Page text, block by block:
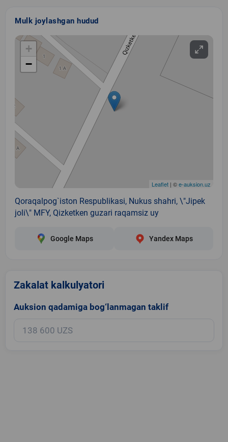
Mulk joylashgan hudud
+
−
Leaflet | ©e-auksion.uz
Qoraqalpog`iston Respublikasi, Nukus shahri, \"Jipek
joli\" MFY, Qizketken guzari raqamsiz uy
Google Maps Yandex Maps
Zakalat kalkulyatori
Auksion qadamiga bog‘lanmagan taklif